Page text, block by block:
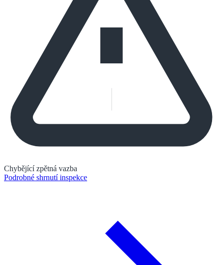
Chybějící zpětná vazba
Podrobné shrnutí inspekce